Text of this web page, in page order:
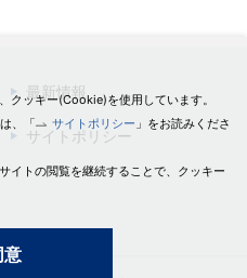
クッキー(Cookie)を使用しています。
、「
サイトポリシー 」をお読みくださ
イトの閲覧を継続することで、クッキー
意
最新情報
サイトポリシー